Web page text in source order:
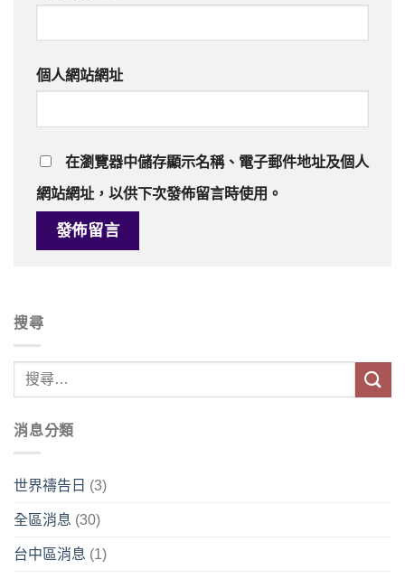
搜尋
消息分類
世界禱告日 (3)
全區消息 (30)
台中區消息 (1)
個人網站網址
在瀏覽器中儲存顯示名稱、電子郵件地址及個人
網站網址，以供下次發佈留言時使用。